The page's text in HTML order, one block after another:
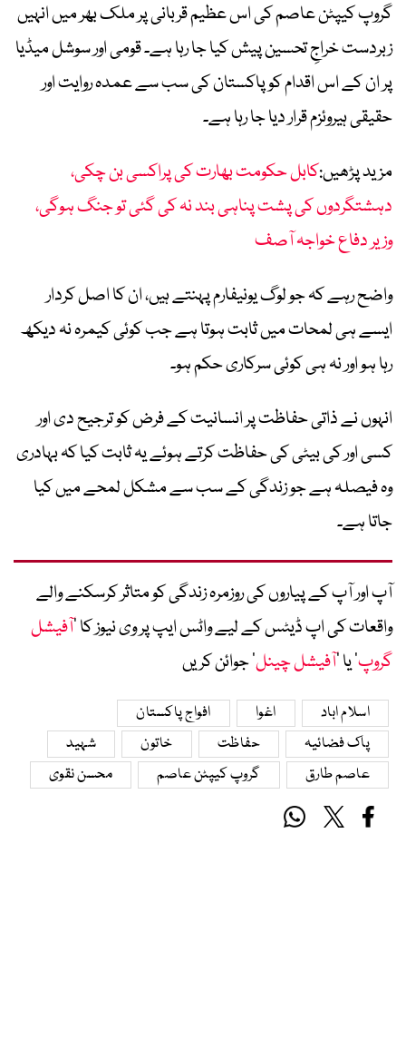
گروپ کیپٹن عاصم کی اس عظیم قربانی پر ملک بھر میں انہیں
زبردست خراجِ تحسین پیش کیا جا رہا ہے۔ قومی اور سوشل میڈیا
پر ان کے اس اقدام کو پاکستان کی سب سے عمدہ روایت اور
حقیقی ہیروئزم قرار دیا جا رہا ہے۔
مزید پڑھیں:کابل حکومت بھارت کی پراکسی بن چکی،
دہشتگردوں کی پشت پناہی بند نہ کی گئی تو جنگ ہوگی،
وزیر دفاع خواجہ آصف
واضح رہے کہ جو لوگ یونیفارم پہنتے ہیں، ان کا اصل کردار
ایسے ہی لمحات میں ثابت ہوتا ہے جب کوئی کیمرہ نہ دیکھ
رہا ہو اور نہ ہی کوئی سرکاری حکم ہو۔
انہوں نے ذاتی حفاظت پر انسانیت کے فرض کو ترجیح دی اور
کسی اور کی بیٹی کی حفاظت کرتے ہوئے یہ ثابت کیا کہ بہادری
وہ فیصلہ ہے جو زندگی کے سب سے مشکل لمحے میں کیا
جاتا ہے۔
آپ اور آپ کے پیاروں کی روزمرہ زندگی کو متاثر کرسکنے والے
واقعات کی اپ ڈیٹس کے لیے واٹس ایپ پر وی نیوز کا ’آفیشل
گروپ‘ یا ’آفیشل چینل‘ جوائن کریں
اسلام اباد اغوا
افواج پاکستان
پاک فضائیہ
حفاظت خاتون
شہید
عاصم طارق
گروپ کیپٹن عاصم محسن نقوی